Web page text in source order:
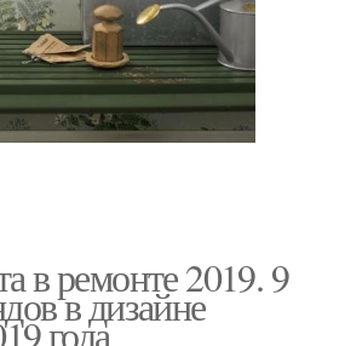
в ремонте 2019. 9
в дизайне
года